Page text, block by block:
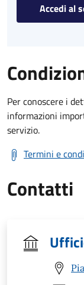
Accedi al
Per conoscere i
informazioni
servizio.
Termini e
Contatti